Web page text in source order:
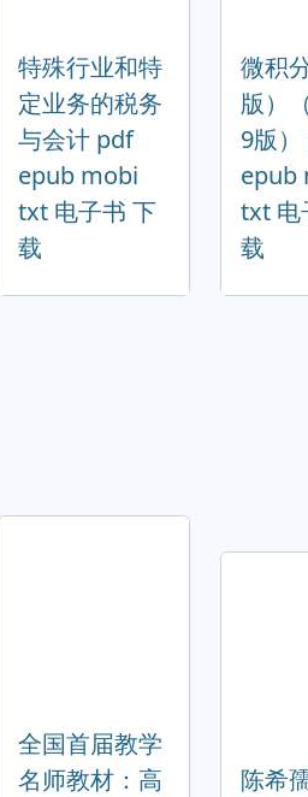
特殊行业和特
定业务的税务
与会计 pdf
epub mobi
txt 电子书 下
载
微积
版）
9版
epub
txt 电
载
全国首届教学
名师教材：高
陈希